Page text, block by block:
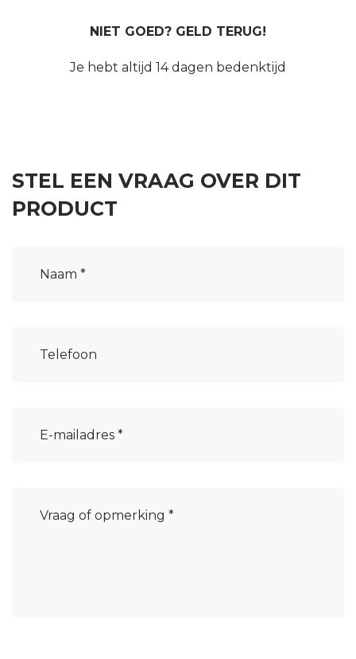
NIET GOED? GELD TERUG!
Je hebt altijd 14 dagen bedenktijd
STEL EEN VRAAG OVER DIT
PRODUCT
mailadres (Vereist)